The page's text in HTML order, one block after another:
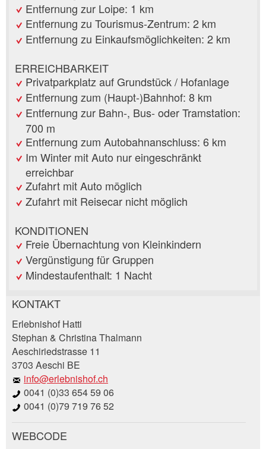
Entfernung zur Loipe: 1 km
Entfernung zu Tourismus-Zentrum: 2 km
Entfernung zu Einkaufsmöglichkeiten: 2 km
ERREICHBARKEIT
Privatparkplatz auf Grundstück / Hofanlage
Entfernung zum (Haupt-)Bahnhof: 8 km
Entfernung zur Bahn-, Bus- oder Tramstation:
700 m
Entfernung zum Autobahnanschluss: 6 km
Im Winter mit Auto nur eingeschränkt
erreichbar
Zufahrt mit Auto möglich
Zufahrt mit Reisecar nicht möglich
KONDITIONEN
Freie Übernachtung von Kleinkindern
Vergünstigung für Gruppen
Mindestaufenthalt: 1 Nacht
Anzeige beanstanden
Ihr Feedback wird sehr geschätzt!
Allgemeines Feedback
Anzeige nicht mehr gültig
Anzeige unvollständig
Anzeige weiterempfehlen
Empfehlen Sie diese Anzeige an Freunde weiter.
KONTAKT
Erlebnishof Hatti
Stephan & Christina Thalmann
Aeschiriedstrasse 11
3703 Aeschi BE
info@erlebnishof.ch
0041 (0)33 654 59 06
0041 (0)79 719 76 52
WEBCODE